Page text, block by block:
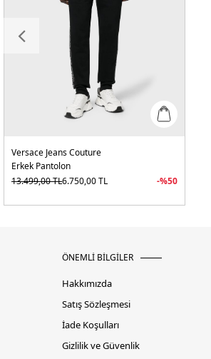
Versace Jeans Couture
Erkek Pantolon
13.499,00TL6.750,00TL -%50
ÖNEMLİ BİLGİLER
Hakkımızda
Satış Sözleşmesi
İade Koşulları
Gizlilik ve Güvenlik